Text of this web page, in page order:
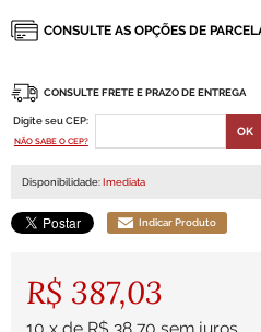
CONSULTE FRETE E PRAZO DE ENTREGA
Digite seu CEP:
NÃO SABE O CEP?
Disponibilidade: Imediata
Indicar Produto
R$ 387,03